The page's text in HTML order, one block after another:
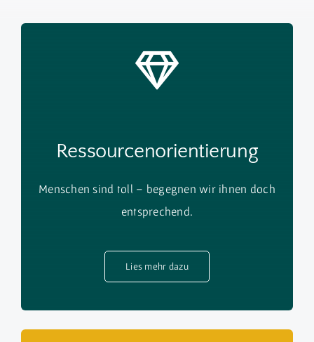
Ressourcenorientierung
Menschen sind toll – begegnen wir ihnen doch
entsprechend.
Lies mehr dazu